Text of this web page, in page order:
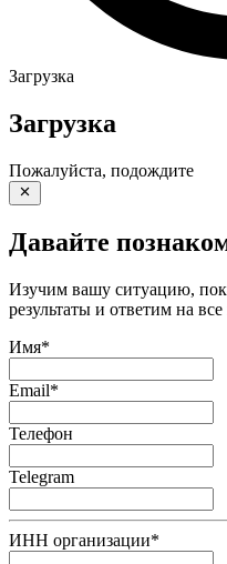
Загрузка
Загрузка
Пожалуйста, подождите
Давайте
Изучим вашу ситуацию,
результаты и ответим на
Имя*
Email*
Телефон
Telegram
ИНН организации*